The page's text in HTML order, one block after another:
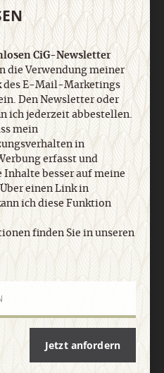
Datenschutz
Barrierefreiheit
Abo online kündigen
oben
CiG-Newsletter
die Verwendung meiner
des E-Mail-Marketings
Den Newsletter oder
ich jederzeit abbestellen.
mein
in
erfasst und
besser auf meine
einen Link in
ich diese Funktion
finden Sie in unseren
Jetzt anfordern